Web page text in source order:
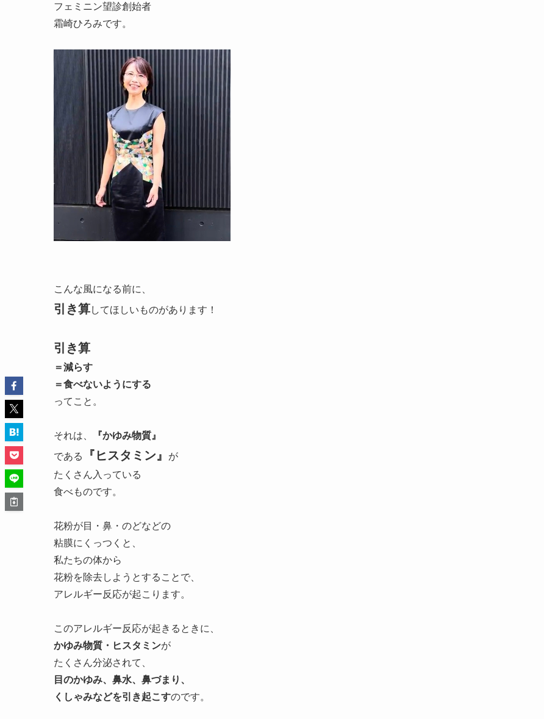
フェミニン望診創始者
霜崎ひろみです。
こんな風になる前に、
引き算してほしいものがあります！
引き算
＝減らす
＝食べないようにする
ってこと。
それは、
『かゆみ物質』
である
『ヒスタミン』
が
たくさん入っている
食べものです。
花粉が目・鼻・のどなどの
粘膜にくっつくと、
私たちの体から
花粉を除去しようとすることで、
アレルギー反応が起こります。
このアレルギー反応が起きるときに、
かゆみ物質・ヒスタミンが
たくさん分泌されて、
目のかゆみ、 鼻水、鼻づまり、
くしゃみなどを引き起こすのです。